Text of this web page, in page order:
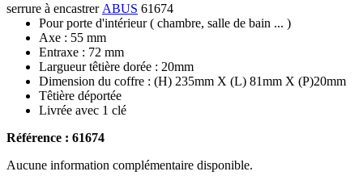
serrure à encastrer ABUS 61674
Pour porte d'intérieur ( chambre, salle de bain ... )
Axe : 55 mm
Entraxe : 72 mm
Largueur têtière dorée : 20mm
Dimension du coffre : (H) 235mm X (L) 81mm X (P)20mm
Têtière déportée
Livrée avec 1 clé
Référence : 61674
Aucune information complémentaire disponible.